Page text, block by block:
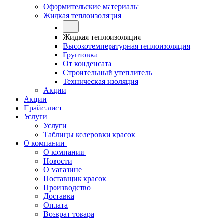
Оформительские материалы
Жидкая теплоизоляция
Жидкая теплоизоляция
Высокотемпературная теплоизоляция
Грунтовка
От конденсата
Строительный утеплитель
Техническая изоляция
Акции
Акции
Прайс-лист
Услуги
Услуги
Таблицы колеровки красок
О компании
О компании
Новости
О магазине
Поставщик красок
Производство
Доставка
Оплата
Возврат товара